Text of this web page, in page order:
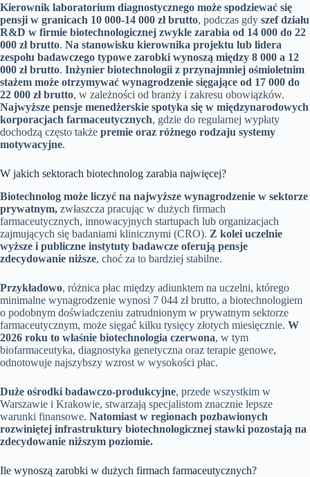
Kierownik laboratorium diagnostycznego może spodziewać się
pensji w granicach 10 000-14 000 zł brutto, podczas gdy szef działu
R&D w firmie biotechnologicznej zwykle zarabia od 14 000 do 22
000 zł brutto. Na stanowisku kierownika projektu lub lidera
zespołu badawczego typowe zarobki wynoszą między 8 000 a 12
000 zł brutto. Inżynier biotechnologii z przynajmniej ośmioletnim
stażem może otrzymywać wynagrodzenie sięgające od 17 000 do
22 000 zł brutto, w zależności od branży i zakresu obowiązków.
Najwyższe pensje menedżerskie spotyka się w międzynarodowych
korporacjach farmaceutycznych, gdzie do regularnej wypłaty
dochodzą często także premie oraz różnego rodzaju systemy
motywacyjne.
W jakich sektorach biotechnolog zarabia najwięcej?
Biotechnolog może liczyć na najwyższe wynagrodzenie w sektorze
prywatnym, zwłaszcza pracując w dużych firmach
farmaceutycznych, innowacyjnych startupach lub organizacjach
zajmujących się badaniami klinicznymi (CRO). Z kolei uczelnie
wyższe i publiczne instytuty badawcze oferują pensje
zdecydowanie niższe, choć za to bardziej stabilne.
Przykładowo, różnica płac między adiunktem na uczelni, którego
minimalne wynagrodzenie wynosi 7 044 zł brutto, a biotechnologiem
o podobnym doświadczeniu zatrudnionym w prywatnym sektorze
farmaceutycznym, może sięgać kilku tysięcy złotych miesięcznie. W
2026 roku to właśnie biotechnologia czerwona, w tym
biofarmaceutyka, diagnostyka genetyczna oraz terapie genowe,
odnotowuje najszybszy wzrost w wysokości płac.
Duże ośrodki badawczo-produkcyjne, przede wszystkim w
Warszawie i Krakowie, stwarzają specjalistom znacznie lepsze
warunki finansowe. Natomiast w regionach pozbawionych
rozwiniętej infrastruktury biotechnologicznej stawki pozostają na
zdecydowanie niższym poziomie.
Ile wynoszą zarobki w dużych firmach farmaceutycznych?